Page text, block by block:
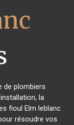
de plombiers
la
fioul Elm leblanc
résoudre vos